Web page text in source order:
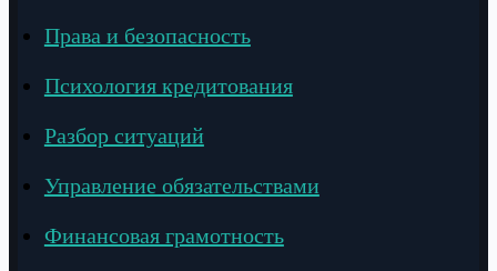
Права и безопасность
Психология кредитования
Разбор ситуаций
Управление обязательствами
Финансовая грамотность